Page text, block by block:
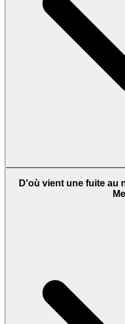
D'où vient une fuite au